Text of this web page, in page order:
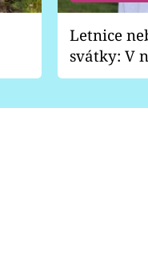
Letnice
svátky: V
pondělí